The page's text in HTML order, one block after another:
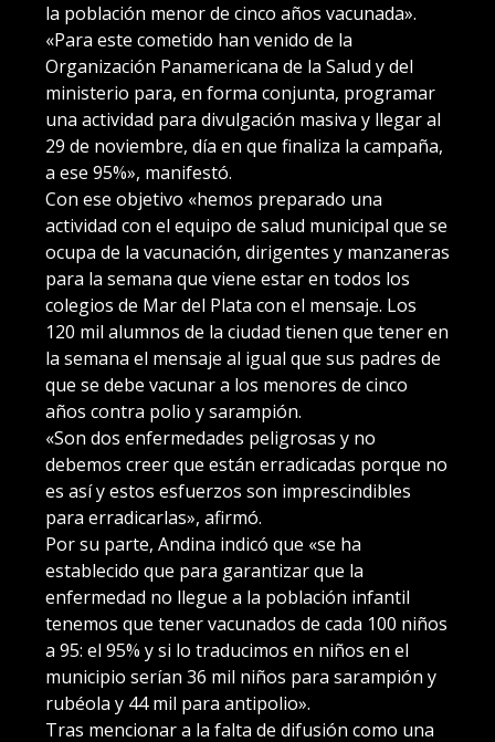
la población menor de cinco años vacunada».
«Para este cometido han venido de la
Organización Panamericana de la Salud y del
ministerio para, en forma conjunta, programar
una actividad para divulgación masiva y llegar al
29 de noviembre, día en que finaliza la campaña,
a ese 95%», manifestó.
Con ese objetivo «hemos preparado una
actividad con el equipo de salud municipal que se
ocupa de la vacunación, dirigentes y manzaneras
para la semana que viene estar en todos los
colegios de Mar del Plata con el mensaje. Los
120 mil alumnos de la ciudad tienen que tener en
la semana el mensaje al igual que sus padres de
que se debe vacunar a los menores de cinco
años contra polio y sarampión.
«Son dos enfermedades peligrosas y no
debemos creer que están erradicadas porque no
es así y estos esfuerzos son imprescindibles
para erradicarlas», afirmó.
Por su parte, Andina indicó que «se ha
establecido que para garantizar que la
enfermedad no llegue a la población infantil
tenemos que tener vacunados de cada 100 niños
a 95: el 95% y si lo traducimos en niños en el
municipio serían 36 mil niños para sarampión y
rubéola y 44 mil para antipolio».
Tras mencionar a la falta de difusión como una